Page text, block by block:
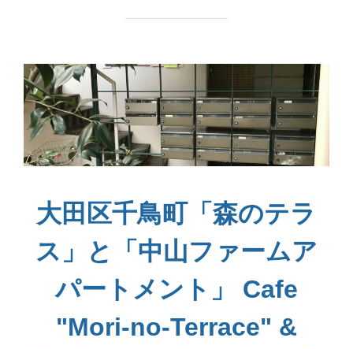
大田区千鳥町「森のテラ
ス」と「中山ファームア
パートメント」 Cafe
"Mori-no-Terrace" &